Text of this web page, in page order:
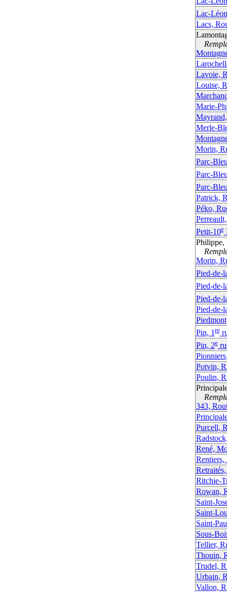
Lac-
Lacs,
Lavoie,
Louise,
Marie-
Merle-
Morin,
Parc-
Parc-
Parc-
Patrick,
Péko,
Petit-10e
Philippe,
Morin,
Pied-de-
Pied-de-
Pied-de-
Pied-de-
Pin, 1re
Pin, 2e
Potvin,
Poulin,
343,
Purcell,
René,
Rentiers,
Ritchie-
Rowan,
Saint-
Saint-
Saint-
Sous-
Tellier,
Thouin,
Trudel,
Urbain,
Vallon,